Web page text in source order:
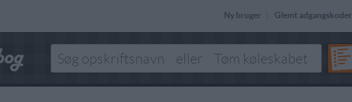
Ny bruger Glemt adgangskoder